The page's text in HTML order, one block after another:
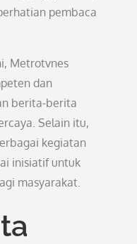
pembaca
Metrotvnes
dan
berita-berita
Selain itu,
kegiatan
inisiatif untuk
masyarakat.